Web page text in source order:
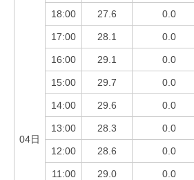
04日
18:00 27.6 0.0
17:00 28.1 0.0
16:00 29.1 0.0
15:00 29.7 0.0
14:00 29.6 0.0
13:00 28.3 0.0
12:00 28.6 0.0
11:00 29.0 0.0